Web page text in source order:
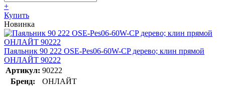
+
Купить
Новинка
Паяльник 90 222 OSE-Pes06-60W-CP дерево; клин прямой
ОНЛАЙТ 90222
Артикул: 90222
Бренд:
ОНЛАЙТ